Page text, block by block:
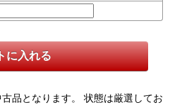
品となります。 状態は厳選してお